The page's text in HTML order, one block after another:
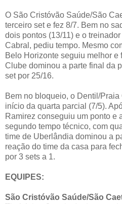
O São Cristóvão Saúde/São
terceiro set e fez 8/7. Bem no
dois pontos (13/11) e o
Cabral, pediu tempo. Mesmo
Belo Horizonte seguiu melhor e
Clube dominou a parte final da
set por 25/16.
Bem no bloqueio, o Dentil/
início da quarta parcial (7/5).
Ramirez conseguiu um ponto e
segundo tempo técnico, com
time de Uberlândia dominou a
reação do time da casa para
por 3 sets a 1.
EQUIPES:
São Cristóvão Saúde/São